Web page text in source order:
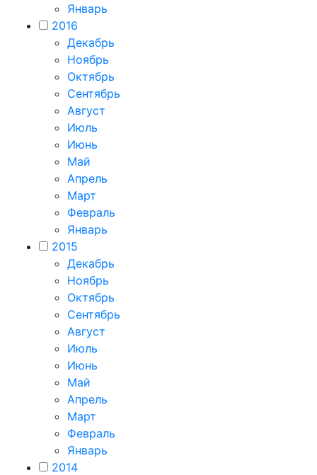
Январь
2016
Декабрь
Ноябрь
Октябрь
Сентябрь
Август
Июль
Июнь
Май
Апрель
Март
Февраль
Январь
2015
Декабрь
Ноябрь
Октябрь
Сентябрь
Август
Июль
Июнь
Май
Апрель
Март
Февраль
Январь
2014